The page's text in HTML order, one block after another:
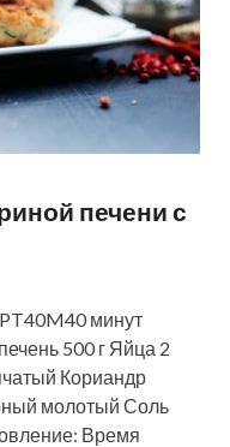
печени с
минут
500 г Яйца 2
Кориандр
молотый Соль
Время